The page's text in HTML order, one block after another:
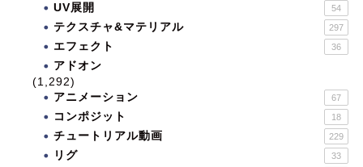
UV展開 54
テクスチャ&マテリアル 297
エフェクト 36
アドオン
(1,292)
アニメーション
67
コンポジット 18
チュートリアル動画 229
リグ 33